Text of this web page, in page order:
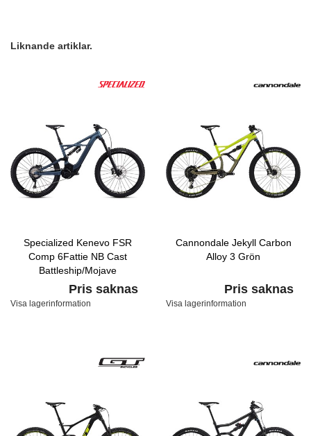
Liknande artiklar.
Specialized Kenevo FSR
Comp 6Fattie NB Cast
Battleship/Mojave
Pris saknas
Visa lagerinformation
Cannondale Jekyll Carbon
Alloy 3 Grön
Pris saknas
Visa lagerinformation